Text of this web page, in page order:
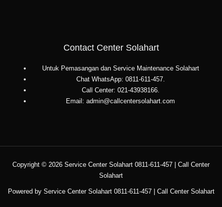
Contact Center Solahart
Untuk Pemasangan dan Service Maintenance Solahart
Chat WhatsApp: 0811-611-457.
Call Center: 021-43938166.
Email: admin@callcentersolahart.com
Copyright © 2026 Service Center Solahart 0811-611-457 | Call Center
Solahart
Powered by Service Center Solahart 0811-611-457 | Call Center Solahart